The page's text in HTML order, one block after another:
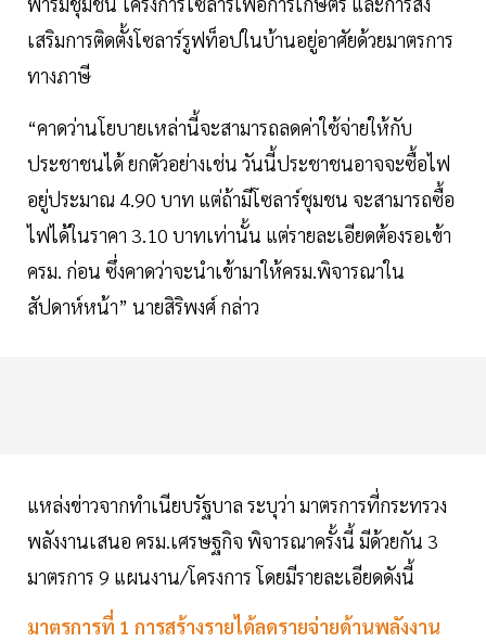
เสริมการติดตั้งโซลาร์รูฟท็อปในบ้านอยู่อาศัยด้วยมาตรการ
ทางภาษี
“คาดว่านโยบายเหล่านี้จะสามารถลดค่าใช้จ่ายให้กับ
ประชาชนได้ ยกตัวอย่างเช่น วันนี้ประชาชนอาจจะซื้อไฟ
อยู่ประมาณ 4.90 บาท แต่ถ้ามีโซลาร์ชุมชน จะสามารถซื้อ
ไฟได้ในราคา 3.10 บาทเท่านั้น แต่รายละเอียดต้องรอเข้า
ครม. ก่อน ซึ่งคาดว่าจะนำเข้ามาให้ครม.พิจารณาใน
สัปดาห์หน้า” นายสิริพงศ์ กล่าว
แหล่งข่าวจากทำเนียบรัฐบาล ระบุว่า มาตรการที่กระทรวง
พลังงานเสนอ ครม.เศรษฐกิจ พิจารณาครั้งนี้ มีด้วยกัน 3
มาตรการ 9 แผนงาน/โครงการ โดยมีรายละเอียดดังนี้
มาตรการที่ 1 การสร้างรายได้ลดรายจ่ายด้านพลังงาน